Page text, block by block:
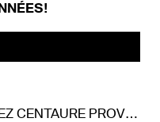
TOUR
URBAN MOBILITY
FINANCEMENT
POUR LES ÉQUIPES BMW MOTORRAD